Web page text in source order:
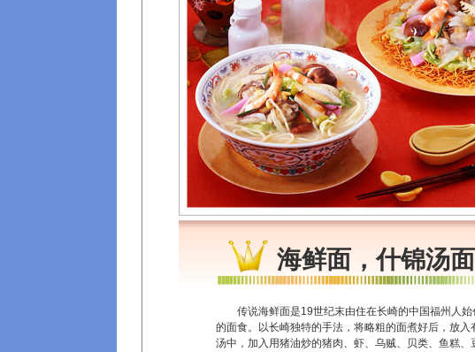
海鲜面，什锦汤面
传说海鲜面是19世纪末由住在长崎的中国福州人始
的面食。以长崎独特的手法，将略粗的面煮好后，放入
汤中，加入用猪油炒的猪肉、虾、乌贼、贝类、鱼糕、